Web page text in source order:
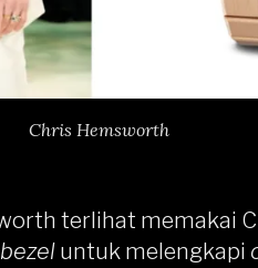
Chris Hemsworth
terlihat memakai
untuk melengkapi